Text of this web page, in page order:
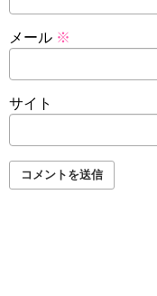
メール ※
サイト